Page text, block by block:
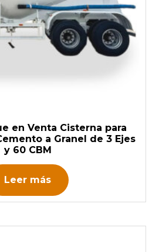
en Venta Cisterna para
a Granel de 3 Ejes
y 60 CBM
Leer más